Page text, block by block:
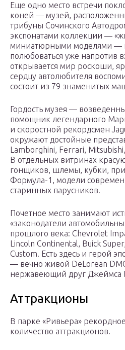
Еще одно место встречи
коней — музей,
трибуны Сочинского
экспонатами коллекции —
миниатюрными моделями —
полюбоваться уже напротив
открывается мир роскоши,
сердцу автолюбителя
состоит из 79 знаменитых
Гордость музея —
помощник легендарного
и скоростной рекордсмен
окружают достойные
Lamborghini, Ferrari,
В отдельных витринах
гонщиков, шлемы, кубки,
Формула-1, модели
старинных парусников.
Почетное место занимают
«законодатели
прошлого века: Chevrolet
Lincoln Continental, Buick
Custom. Есть здесь и герой
— вечно живой DeLorean
нержавеющий друг Джеймса
Аттракционы
В парке «Ривьера»
количество аттракционов.